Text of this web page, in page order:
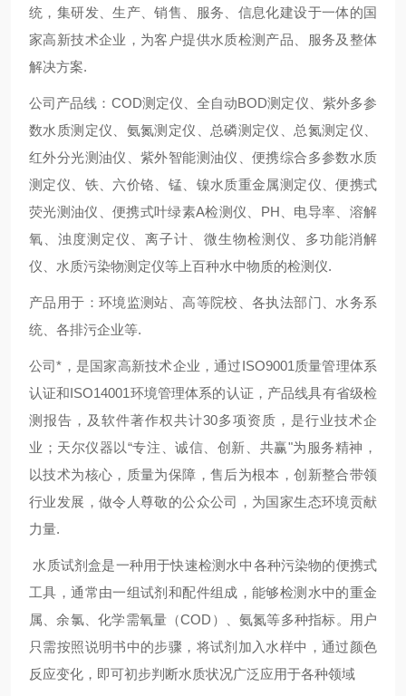
统，集研发、生产、销售、服务、信息化建设于一体的国
家高新技术企业，为客户提供水质检测产品、服务及整体
解决方案.
公司产品线：COD测定仪、全自动BOD测定仪、紫外多参
数水质测定仪、氨氮测定仪、总磷测定仪、总氮测定仪、
红外分光测油仪、紫外智能测油仪、便携综合多参数水质
测定仪、铁、六价铬、锰、镍水质重金属测定仪、便携式
荧光测油仪、便携式叶绿素A检测仪、PH、电导率、溶解
氧、浊度测定仪、离子计、微生物检测仪、多功能消解
仪、水质污染物测定仪等上百种水中物质的检测仪.
产品用于：环境监测站、高等院校、各执法部门、水务系
统、各排污企业等.
公司*，是国家高新技术企业，通过ISO9001质量管理体系
认证和ISO14001环境管理体系的认证，产品线具有省级检
测报告，及软件著作权共计30多项资质，是行业技术企
业；天尔仪器以“专注、诚信、创新、共赢"为服务精神，
以技术为核心，质量为保障，售后为根本，创新整合带领
行业发展，做令人尊敬的公众公司，为国家生态环境贡献
力量.
‌水质试剂盒‌是一种用于快速检测水中各种污染物的便携式
工具，通常由一组试剂和配件组成，能够检测水中的重金
属、余氯、化学需氧量（COD）、氨氮等多种指标。用户
只需按照说明书中的步骤，将试剂加入水样中，通过颜色
反应变化，即可初步判断水质状况‌广泛应用于各种领域